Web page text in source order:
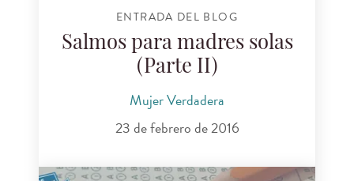
ENTRADA DEL BLOG
Salmos para madres solas
(Parte II)
Mujer Verdadera
23 de febrero de 2016